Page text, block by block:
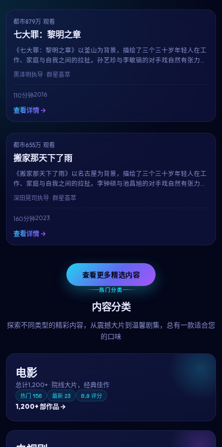
获奖
都市879万 观看
七大罪：黎明之章
《七大罪：黎明之章》以釜山为背景，描绘了三个三十岁年轻人在工
作、家庭与自我之间的拉扯。孙艺珍与李敏镐的对手戏自然有张力，
导演黑泽明延续其一贯的细腻笔触，在110分钟的时长内呈现一幅真实
而温暖的都市群像。
黑泽明执导 · 群星荟萃
110分钟2016
查看详情 →
趋势
都市655万 观看
搬家那天下了雨
《搬家那天下了雨》以名古屋为背景，描绘了三个三十岁年轻人在工
作、家庭与自我之间的拉扯。李钟硕与池昌旭的对手戏自然有张力，
导演深田晃司延续其一贯的细腻笔触，在160分钟的时长内呈现一幅
真实而温暖的都市群像。
深田晃司执导 · 群星荟萃
160分钟2023
查看详情 →
查看更多精选内容
热门分类
内容分类
探索不同类型的精彩内容，从震撼大片到温馨剧集，总有一款适合您
的口味
电影
总计1,200+· 院线大片，经典佳作
热门 156 最新 23 8.9 评分
1,200+部作品 →